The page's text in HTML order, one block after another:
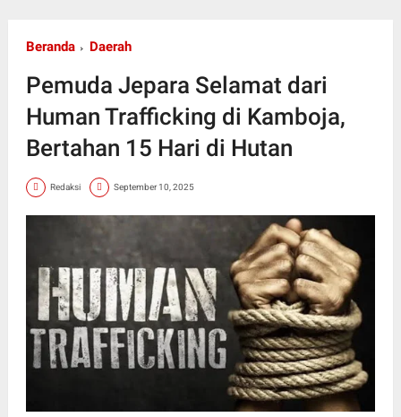
Beranda Daerah
Pemuda Jepara Selamat dari
Human Trafficking di Kamboja,
Bertahan 15 Hari di Hutan
Redaksi September 10, 2025